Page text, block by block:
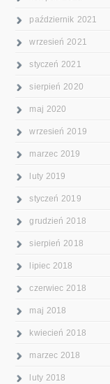
październik 2021
wrzesień 2021
styczeń 2021
sierpień 2020
maj 2020
wrzesień 2019
marzec 2019
luty 2019
styczeń 2019
grudzień 2018
sierpień 2018
lipiec 2018
czerwiec 2018
maj 2018
kwiecień 2018
marzec 2018
luty 2018